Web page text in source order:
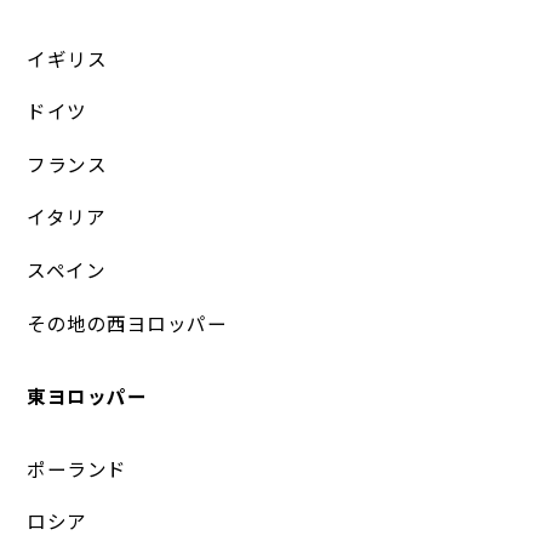
イギリス
ドイツ
フランス
イタリア
スペイン
その地の西ヨロッパー
東ヨロッパー
ポーランド
ロシア